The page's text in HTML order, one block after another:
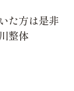
た方は是非
整体